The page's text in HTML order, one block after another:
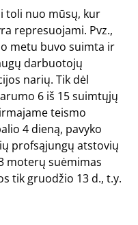
toli nuo mūsų, kur
represuojami. Pvz.,
metu buvo suimta ir
darbuotojų
narių. Tik dėl
6 iš 15 suimtųjų
teismo
4 dieną, pavyko
profsąjungų atstovių
moterų suėmimas
tik gruodžio 13 d., t.y.